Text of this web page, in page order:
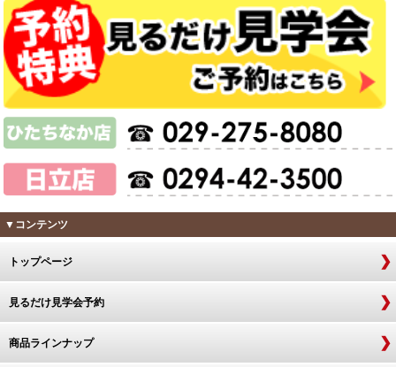
▼コンテンツ
トップページ
見るだけ見学会予約
商品ラインナップ